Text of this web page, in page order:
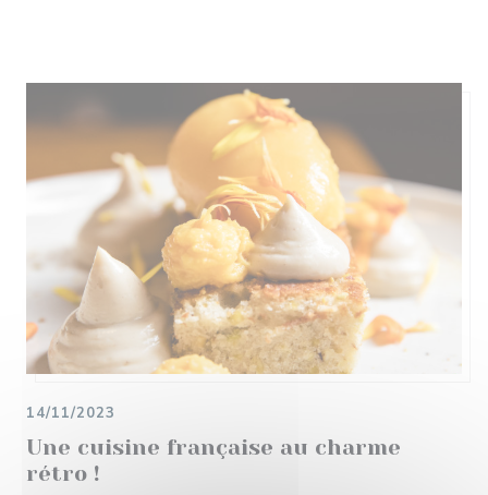
Une cuisine française au charme
rétro !
14/11/2023